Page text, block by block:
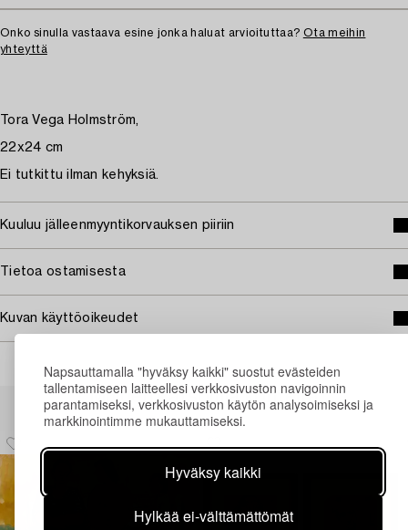
Napsauttamalla "hyväksy kaikki" suostut evästeiden
tallentamiseen laitteellesi verkkosivuston navigoinnin
parantamiseksi, verkkosivuston käytön analysoimiseksi ja
markkinointimme mukauttamiseksi.
Hyväksy kaikki
Hylkää ei-välttämättömät
Onko sinulla vastaava esine jonka haluat arvioituttaa? Ota meihin
yhteyttä
Tora Vega Holmström,
22x24 cm
Ei tutkittu ilman kehyksiä.
Kuuluu jälleenmyyntikorvauksen piiriin
Tietoa ostamisesta
Kuvan käyttöoikeudet
Muiden katsomia kohteita